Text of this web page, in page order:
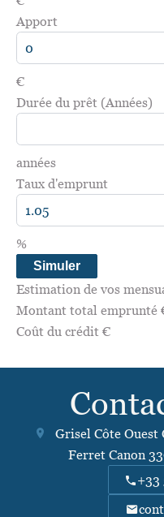
Apport
€
Durée du prêt (Années)
années
Taux d'emprunt
%
Simuler
Estimation de vos
Montant total emprunté
Coût du crédit €
Grisel Côte Ouest
Ferret Canon
+33